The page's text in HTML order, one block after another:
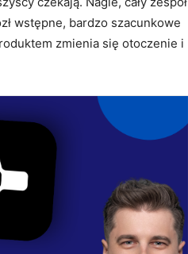
wstępne, bardzo szacunkowe
zmienia się otoczenie i